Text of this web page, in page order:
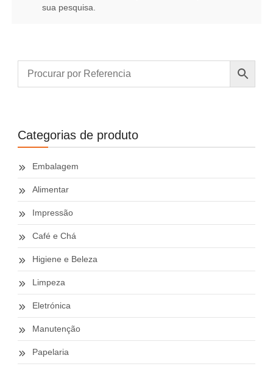
sua pesquisa.
Categorias de produto
Embalagem
Alimentar
Impressão
Café e Chá
Higiene e Beleza
Limpeza
Eletrónica
Manutenção
Papelaria